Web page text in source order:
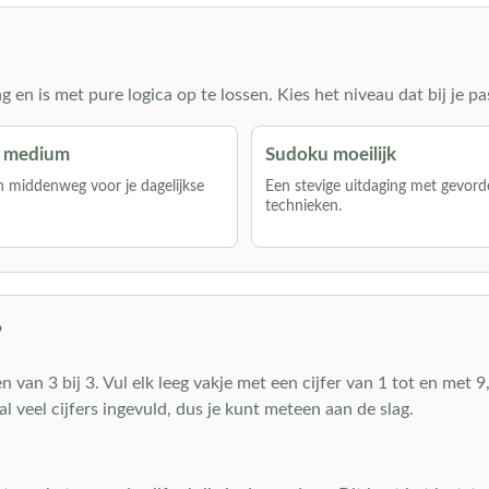
en is met pure logica op te lossen. Kies het niveau dat bij je
middenweg voor je dagelijkse
Sudoku moeilijk
Een stevige uitdaging met
technieken.
van 3 bij 3. Vul elk leeg vakje met een cijfer van 1 tot en met
veel cijfers ingevuld, dus je kunt meteen aan de slag.